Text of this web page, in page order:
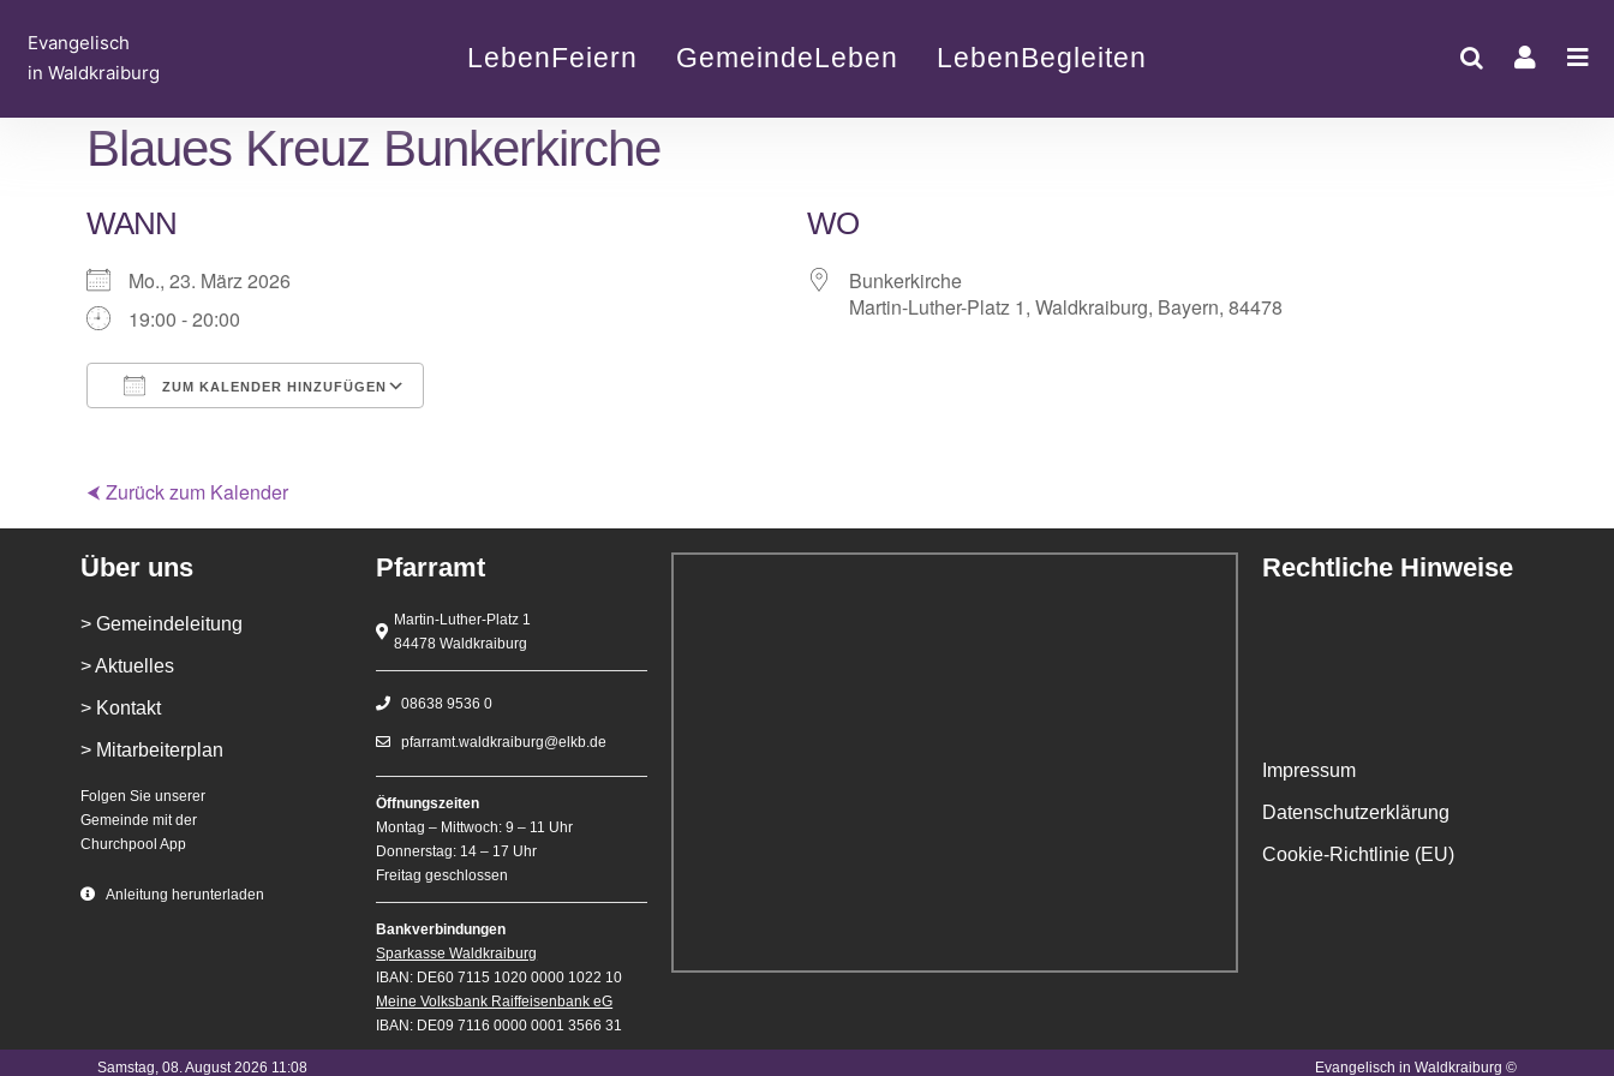
Inhalt
springen
Evangelisch
in Waldkraiburg
LebenFeiern GemeindeLeben LebenBegleiten
Blaues Kreuz Bunkerkirche
WANN
Mo., 23. März 2026
19:00 - 20:00
ZUM KALENDER HINZUFÜGEN
WO
Bunkerkirche
Martin-Luther-Platz 1, Waldkraiburg, Bayern, 84478
⮜ Zurück zum Kalender
Über uns
> Gemeindeleitung
> Aktuelles
> Kontakt
> Mitarbeiterplan
Folgen Sie unserer
Gemeinde mit der
Churchpool App
Anleitung herunterladen
Pfarramt
Martin-Luther-Platz 1
84478 Waldkraiburg
08638 9536 0
pfarramt.waldkraiburg@elkb.de
Öffnungszeiten
Montag – Mittwoch: 9 – 11 Uhr
Donnerstag: 14 – 17 Uhr
Freitag geschlossen
Bankverbindungen
Sparkasse Waldkraiburg
IBAN: DE60 7115 1020 0000 1022 10
Meine Volksbank Raiffeisenbank eG
IBAN: DE09 7116 0000 0001 3566 31
Rechtliche Hinweise
Impressum
Datenschutzerklärung
Cookie-Richtlinie (EU)
Samstag, 08. August 2026 11:08 Evangelisch in Waldkraiburg ©